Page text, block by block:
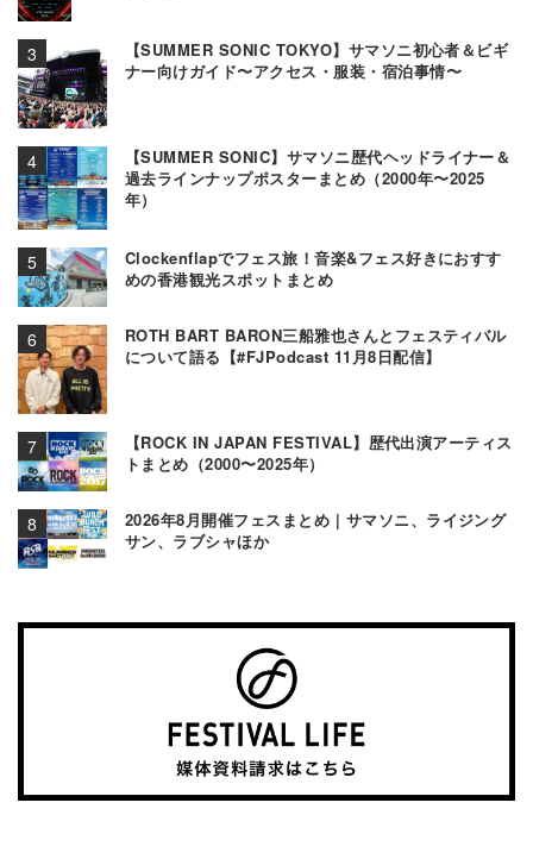
【SUMMER SONIC TOKYO】サマソニ初心者＆ビギ
ナー向けガイド〜アクセス・服装・宿泊事情〜
【SUMMER SONIC】サマソニ歴代ヘッドライナー＆
過去ラインナップポスターまとめ（2000年〜2025
年）
Clockenflapでフェス旅！音楽&フェス好きにおすす
めの香港観光スポットまとめ
ROTH BART BARON三船雅也さんとフェスティバル
について語る【#FJPodcast 11月8日配信】
【ROCK IN JAPAN FESTIVAL】歴代出演アーティス
トまとめ（2000〜2025年）
2026年8月開催フェスまとめ | サマソニ、ライジング
サン、ラブシャほか